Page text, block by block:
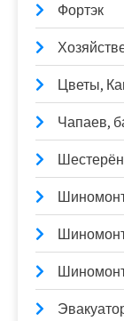
Фортэк
Цветы,
Чапаев,